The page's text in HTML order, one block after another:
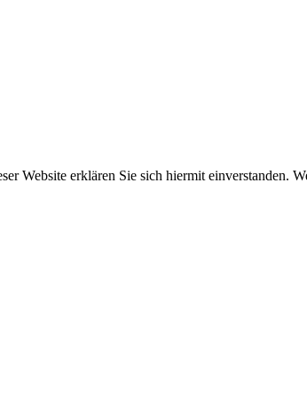
Website erklären Sie sich hiermit einverstanden.